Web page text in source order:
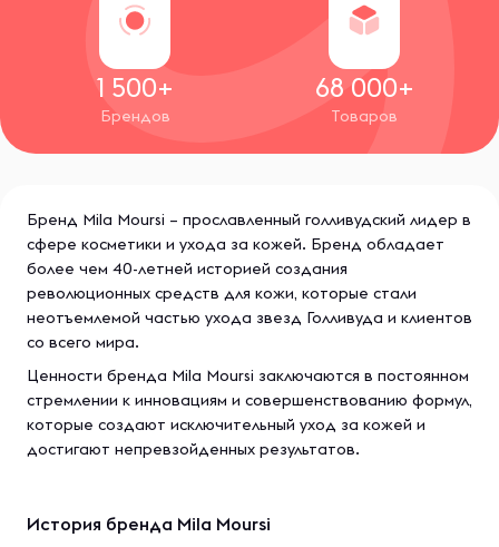
1 500+
Брендов
68 000+
Товаров
Бренд Mila Moursi – прославленный голливудский лидер в
сфере косметики и ухода за кожей. Бренд обладает
более чем 40-летней историей создания
революционных средств для кожи, которые стали
неотъемлемой частью ухода звезд Голливуда и клиентов
со всего мира.
Ценности бренда Mila Moursi заключаются в постоянном
стремлении к инновациям и совершенствованию формул,
которые создают исключительный уход за кожей и
достигают непревзойденных результатов.
История бренда Mila Moursi